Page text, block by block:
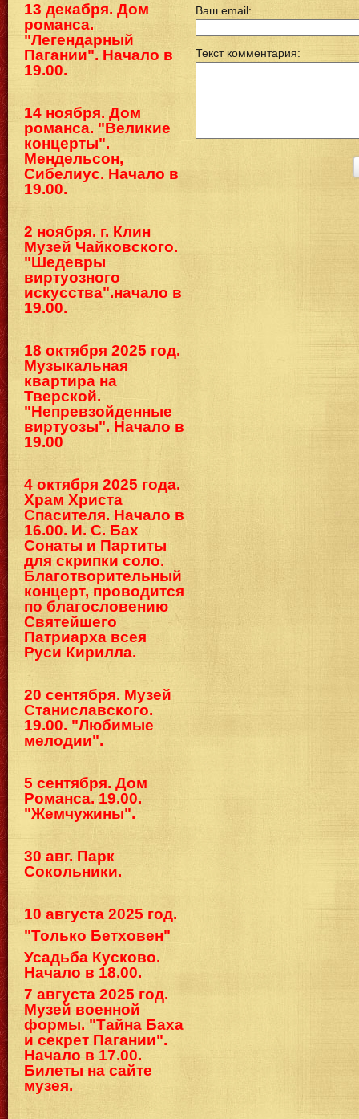
13 декабря. Дом
романса.
"Легендарный
Пагании". Начало в
19.00.
14 ноября. Дом
романса. "Великие
концерты".
Мендельсон,
Сибелиус. Начало в
19.00.
2 ноября. г. Клин
Музей Чайковского.
"Шедевры
виртуозного
искусства".начало в
19.00.
18 октября 2025 год.
Музыкальная
квартира на
Тверской.
"Непревзойденные
виртуозы". Начало в
19.00
4 октября 2025 года.
Храм Христа
Спасителя. Начало в
16.00. И. С. Бах
Сонаты и Партиты
для скрипки соло.
Благотворительный
концерт, проводится
по благословению
Святейшего
Патриарха всея
Руси Кирилла.
20 сентября. Музей
Станиславского.
19.00. "Любимые
мелодии".
5 сентября. Дом
Романса. 19.00.
"Жемчужины".
30 авг. Парк
Сокольники.
10 августа 2025 год.
"Только Бетховен"
Усадьба Кусково.
Начало в 18.00.
7 августа 2025 год.
Музей военной
формы. "Тайна Баха
и секрет Пагании".
Начало в 17.00.
Билеты на сайте
музея.
Ваш email:
Текст комментария: